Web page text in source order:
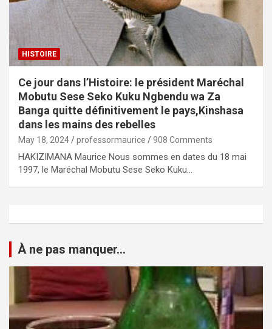
HISTOIRE
Ce jour dans l’Histoire: le président Maréchal
Mobutu Sese Seko Kuku Ngbendu wa Za
Banga quitte définitivement le pays,Kinshasa
dans les mains des rebelles
May 18, 2024 professormaurice 908 Comments
HAKIZIMANA Maurice Nous sommes en dates du 18 mai
1997, le Maréchal Mobutu Sese Seko Kuku…
À ne pas manquer...